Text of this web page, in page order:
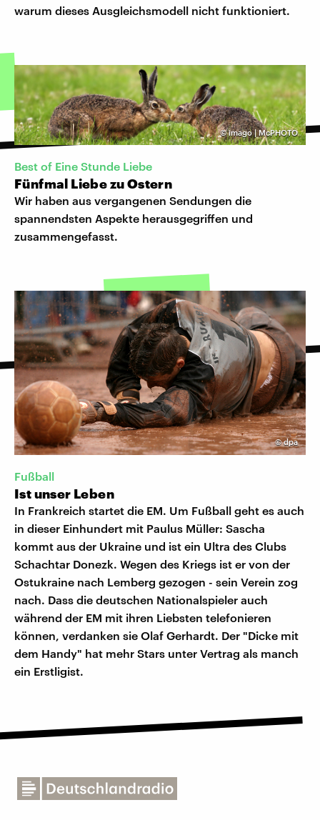
warum dieses Ausgleichsmodell nicht funktioniert.
©imago | McPHOTO
Best of Eine Stunde Liebe
Fünfmal Liebe zu Ostern
Wir haben aus vergangenen Sendungen die
spannendsten Aspekte herausgegriffen und
zusammengefasst.
©dpa
Fußball
Ist unser Leben
In Frankreich startet die EM. Um Fußball geht es auch
in dieser Einhundert mit Paulus Müller: Sascha
kommt aus der Ukraine und ist ein Ultra des Clubs
Schachtar Donezk. Wegen des Kriegs ist er von der
Ostukraine nach Lemberg gezogen - sein Verein zog
nach. Dass die deutschen Nationalspieler auch
während der EM mit ihren Liebsten telefonieren
können, verdanken sie Olaf Gerhardt. Der "Dicke mit
dem Handy" hat mehr Stars unter Vertrag als manch
ein Erstligist.